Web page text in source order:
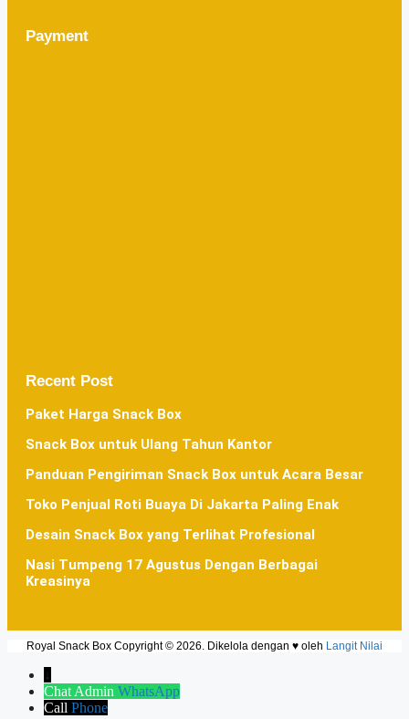
Payment
Recent Post
Paket Harga Snack Box
Snack Box untuk Ulang Tahun Kantor
Panduan Pengiriman Snack Box untuk Acara Besar
Toko Penjual Roti Buaya Di Jakarta Paling Enak
Desain Snack Box yang Terlihat Profesional
Nasi Tumpeng 17 Agustus Dengan Berbagai
Kreasinya
Royal Snack Box Copyright © 2026. Dikelola dengan ♥ oleh Langit Nilai
↓
Chat Admin WhatsApp
Call Phone